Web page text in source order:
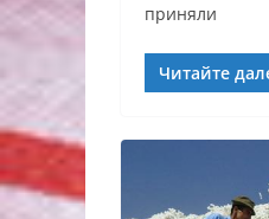
приняли
Читайте